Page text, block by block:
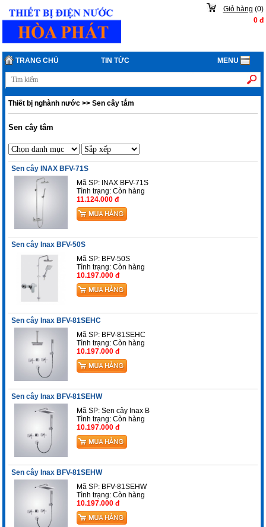
Giỏ hàng (0)
0đ
TRANG CHỦ TIN TỨC MENU
Thiết bị nghành nước >>Sen cây tắm
Sen cây tắm
Sen cây INAX BFV-71S
Mã SP: INAX BFV-71S
Tình trạng:Còn hàng
11.124.000 đ
Sen cây Inax BFV-50S
Mã SP: BFV-50S
Tình trạng:Còn hàng
10.197.000 đ
Sen cây Inax BFV-81SEHC
Mã SP: BFV-81SEHC
Tình trạng:Còn hàng
10.197.000 đ
Sen cây Inax BFV-81SEHW
Mã SP: Sen cây Inax B
Tình trạng:Còn hàng
10.197.000 đ
Sen cây Inax BFV-81SEHW
Mã SP: BFV-81SEHW
Tình trạng:Còn hàng
10.197.000 đ